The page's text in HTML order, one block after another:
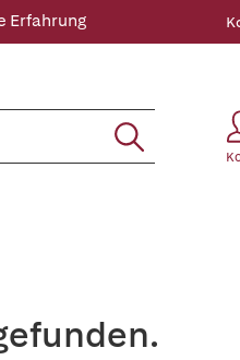
Erfahrung